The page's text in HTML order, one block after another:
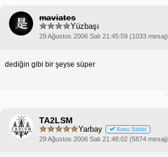
maviates
Yüzbaşı
29 Ağustos 2006 Salı 21:45:59 (1033 mesaj)
dediğin gibi bir şeyse süper
TA2LSM
Yarbay Konu Sahibi
29 Ağustos 2006 Salı 21:48:02 (5874 mesaj)